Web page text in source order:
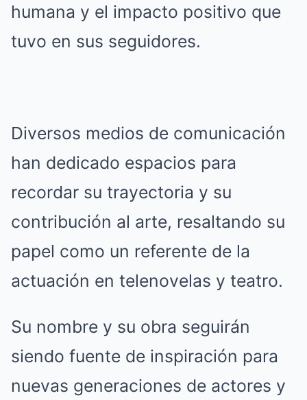
humana y el impacto positivo que
tuvo en sus seguidores.
Diversos medios de comunicación
han dedicado espacios para
recordar su trayectoria y su
contribución al arte, resaltando su
papel como un referente de la
actuación en telenovelas y teatro.
Su nombre y su obra seguirán
siendo fuente de inspiración para
nuevas generaciones de actores y